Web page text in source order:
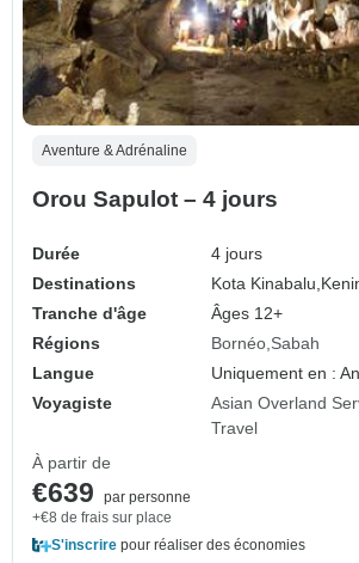
Aventure & Adrénaline
Orou Sapulot – 4 jours
Durée
4 jours
Destinations
Kota Kinabalu,
Tranche d'âge
Âges 12+
Régions
Bornéo Sabah
Langue
Uniquement en :
Voyagiste
Asian Overland
Travel
À partir de
€639
par personne
+€8 de frais sur place
S'inscrire pour réaliser des économies